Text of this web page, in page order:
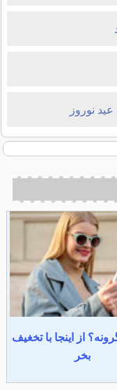
نوروز
از اینجا با تخغیف
بخر